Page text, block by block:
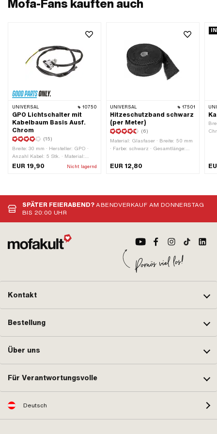
Mofa-Fans kauften auch
UNIVERSAL 10750
GPO Lichtschalter mit
Kabelbaum Basis Ausf.
Chrom
(15)
Breite: 30 mm · Hersteller: GPO ·
Anzahl Kabel: 5 Stk. · Material:
Kunststoff · Material Gehäuse: Stahl
· Material Unterbau: Stahl ·
Funktionen: Fernlicht (Scheinwerfer)
· Funktionen: Hupe · Funktionen:
Licht aus · Funktionen: Motor-Stopp ·
bis Motor: 970 mm · Höhe: 25 mm ·
Kabelgabelung bis Lampe: 180 mm ·
Kabelgabelung bis Schalter: 420
EUR 19,90 Nicht lagernd
UNIVERSAL 17501
Hitzeschutzband schwarz
(per Meter)
(6)
Material: Glasfaser · Breite: 50 mm
· Farbe: schwarz · Gesamtlänge:
EUR 12,80
SPÄTER FEIERABEND?ABENDVERKAUF AM DONNERSTAG
BIS 20:00 UHR
Kontakt
Bestellung
Über uns
Für Verantwortungsvolle
Deutsch